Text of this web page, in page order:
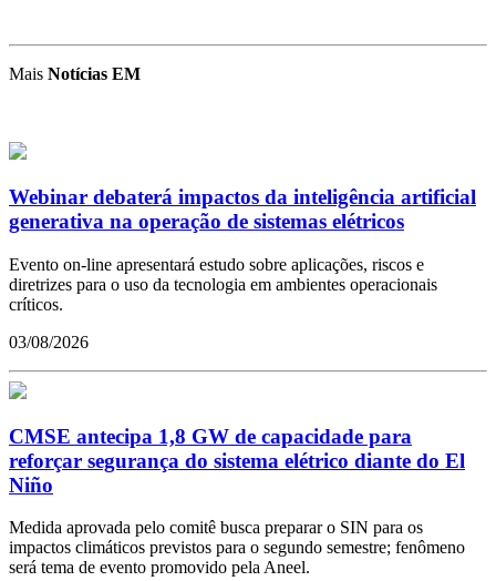
Mais Notícias EM
Webinar debaterá impactos da inteligência artificial
generativa na operação de sistemas elétricos
Evento on-line apresentará estudo sobre aplicações, riscos e
diretrizes para o uso da tecnologia em ambientes operacionais
críticos.
03/08/2026
CMSE antecipa 1,8 GW de capacidade para
reforçar segurança do sistema elétrico diante do El
Niño
Medida aprovada pelo comitê busca preparar o SIN para os
impactos climáticos previstos para o segundo semestre; fenômeno
será tema de evento promovido pela Aneel.